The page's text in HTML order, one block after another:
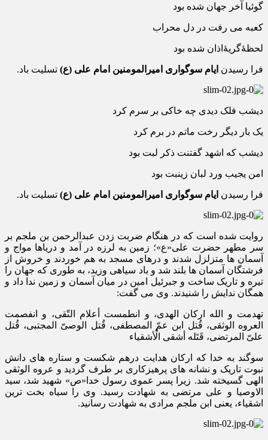
گوئیا آخر جهان شده بود
کعبه می رفت در دل محراب
لحظۀگریۀاذان شده بود
فرا رسیدن ایام سوگواری امیرالمومنین امام علی (ع) تسلیت باد.
دیشب فلک دیدی چه خاکی بر سرم کرد
یک بار دیگر رخت ماتم در برم کرد
دیشب که اشهد گفتنت ذکر لبت بود
امن یجیب ورد لبان زینبت بود
فرا رسیدن ایام سوگواری امیرالمومنین امام علی (ع) تسلیت باد.
روایت شده است که در هنگام ضربت زدن عبدالرحمن بن ملجم بر
سر مطهر حضرت علی«ع»؛ زمین به لرزه در آمد و دریاها مواج و
آسمان ها متزلزل شدند و درهای مسجد به هم خوردند و خروش از
فرشتگان آسمان ها بلند شد و باد سیاهی وزید، به طوری که جهان را
تیره و تاریک ساخت و جبرئیل امین در میان آسمان و زمین ندا داد و
همگان ندایش را شنیدند. وی می گفت:
تهدمت و الله ارکان الهدی، و انطمست أعلام التّقی، و انفصمت
العروه الوثقی، قُتل ابن عمّ المصطفی، قُتل الوصیّ المجتبی، قُتل
علیّ المرتضی، قَتَله أشقی الْأشقیاء
سوگند به خدا که ارکان هدایت درهم شکست و ستاره های دانش
نبوت تاریک و نشانه های پرهیزکاری بر طرف گردید و عروه الوثقی
الهی گسیخته شد. زیرا پسر عموی رسول خدا«ص» شهید شد، سید
الاوصیا و علی مرتضی به شهادت رسید. وی را سیاه بخت ترین
اشقیاء، یعنی ابن ملجم مرادی به شهادت رسانید.